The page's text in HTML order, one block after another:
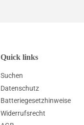
Quick links
Suchen
Datenschutz
Batteriegesetzhinweise
Widerrufsrecht